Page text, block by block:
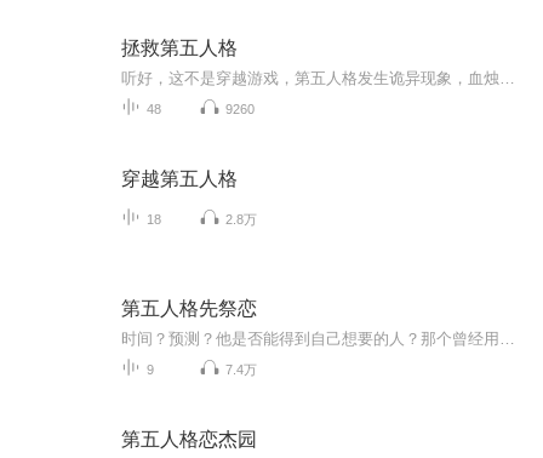
拯救第五人格
48 9260
穿越第五人格
18 2.8万
第五人格先祭恋
9 7.4万
第五人格恋杰园